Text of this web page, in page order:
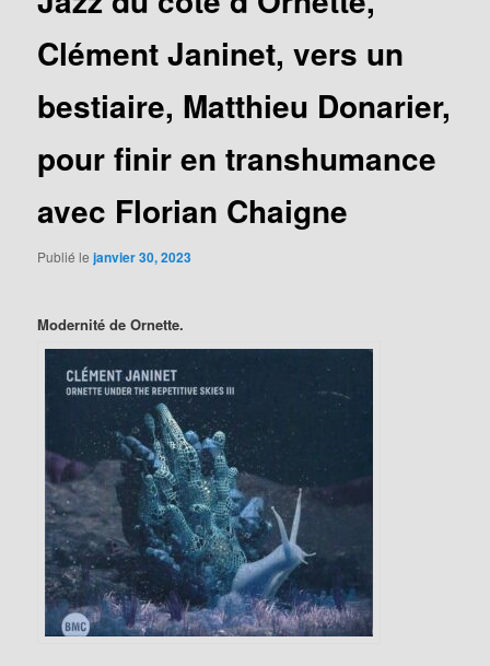
Clément Janinet, vers un
bestiaire, Matthieu Donarier,
pour finir en transhumance
avec Florian Chaigne
Publié lejanvier 30, 2023
Modernité de Ornette.